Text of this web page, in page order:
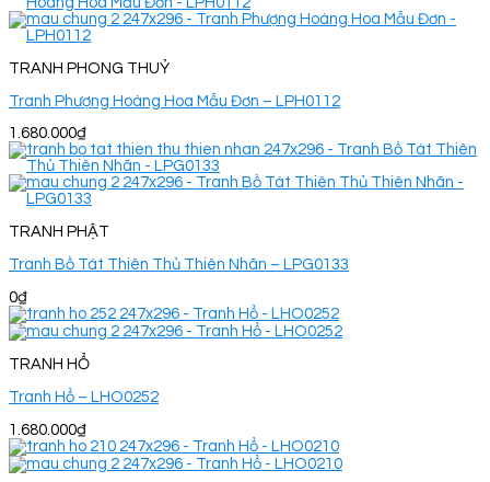
TRANH PHONG THUỶ
Tranh Phượng Hoàng Hoa Mẫu Đơn – LPH0112
1.680.000₫
TRANH PHẬT
Tranh Bồ Tát Thiên Thủ Thiên Nhãn – LPG0133
0₫
TRANH HỔ
Tranh Hổ – LHO0252
1.680.000₫